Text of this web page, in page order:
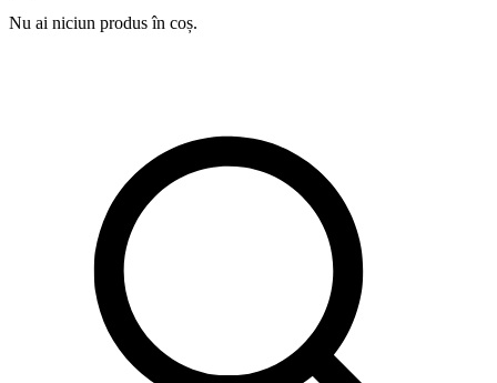
Nu ai niciun produs în coș.